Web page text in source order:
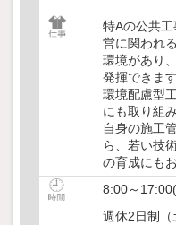
特Aの公共
営に関われる
環境があり
発揮できます
環境配慮型
にも取り組み
自身の施工
ら、若い技
の育成にも
8:00～
週休2日制（